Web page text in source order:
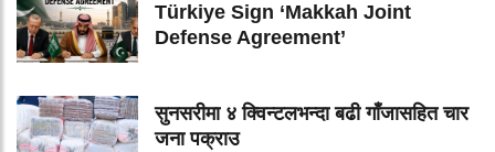
Türkiye Sign ‘Makkah Joint
Defense Agreement’
सुनसरीमा ४ क्विन्टलभन्दा बढी गाँजासहित चार
जना पक्राउ